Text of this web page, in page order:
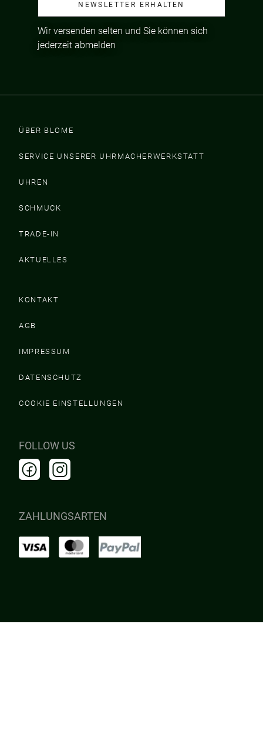
NEWSLETTER ERHALTEN
Wir versenden selten und Sie können sich
jederzeit abmelden
ÜBER BLOME
SERVICE UNSERER UHRMACHERWERKSTATT
UHREN
SCHMUCK
TRADE-IN
AKTUELLES
KONTAKT
AGB
IMPRESSUM
DATENSCHUTZ
COOKIE EINSTELLUNGEN
FOLLOW US
ZAHLUNGSARTEN